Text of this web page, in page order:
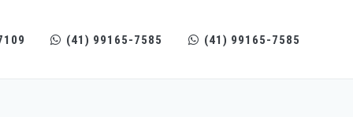
(41) 99165-7585 (41) 99165-7585